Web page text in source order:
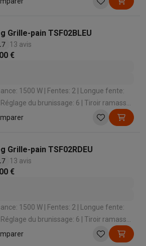
Smeg Grille-pain TSF02BLEU
13 avis
€
1500 W | Fentes: 2 | Longue fente:
du brunissage: 6 | Tiroir ramasse-
Oui
Grille-pain TSF02RDEU
13 avis
€
1500 W | Fentes: 2 | Longue fente:
du brunissage: 6 | Tiroir ramasse-
Oui